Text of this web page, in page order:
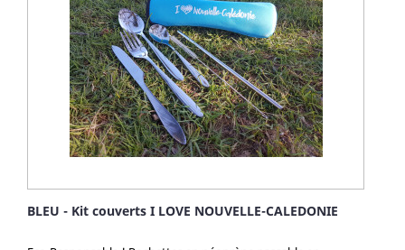
BLEU - Kit couverts I LOVE NOUVELLE-CALEDONIE